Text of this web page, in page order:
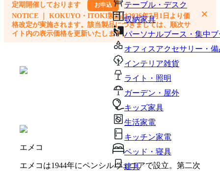
テーブル・デスク
収納家具
パーソナルブース・集中
オフィスアクセサリー・備
インテリア雑貨
ライト・照明
ガーデン・屋外
キッズ家具
生活家電
キッチン家電
ベッド・寝具
建具
定期開催しております
お申込
NOTICE ｜ KOKUYO・ITOKI製品は2026年7月1日より価
格改定が実施されます。該当製品につきましては、順次サ
イト内の表示価格を更新いたします。
×
エメコ
エメコは1944年にペンシルヴェニアで設立。第二次